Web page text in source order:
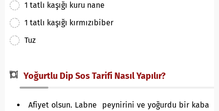
1 tatlı kaşığı kuru nane
1 tatlı kaşığı kırmızıbiber
Tuz
Yoğurtlu Dip Sos Tarifi Nasıl Yapılır?
Afiyet olsun. Labne peynirini ve yoğurdu bir kaba